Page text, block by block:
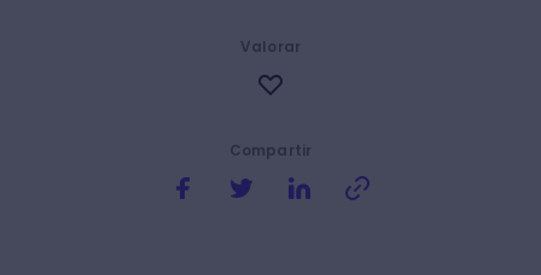
Compartir
Valorar